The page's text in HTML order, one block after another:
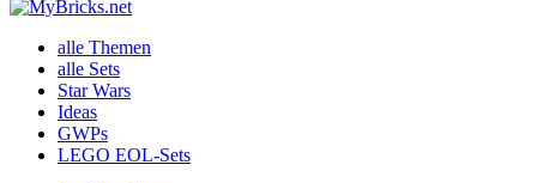
alle Themen
alle Sets
Star Wars
Ideas
GWPs
LEGO EOL-Sets